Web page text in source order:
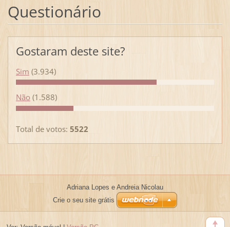
Questionário
Gostaram deste site?
Sim (3.934)
Não (1.588)
Total de votos: 5522
Adriana Lopes e Andreia Nicolau
Crie o seu site grátis